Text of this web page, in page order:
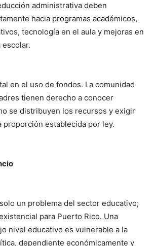
administrativa deben
hacia programas académicos,
tecnología en el aula y mejoras en
en el uso de fondos. La comunidad
tienen derecho a conocer
se distribuyen los recursos y exigir
proporción establecida por ley.
un problema del sector educativo;
para Puerto Rico. Una
nivel educativo es vulnerable a la
dependiente económicamente y